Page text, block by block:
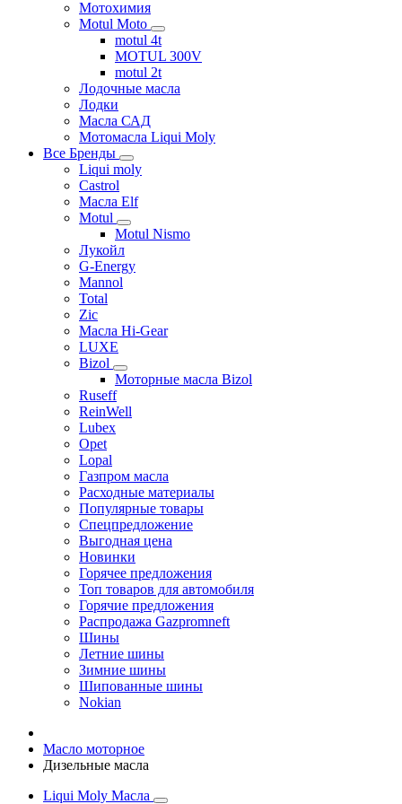
Мотохимия
Motul Moto
motul 4t
MOTUL 300V
motul 2t
Лодочные масла
Лодки
Масла САД
Мотомасла Liqui Moly
Все Бренды
Liqui moly
Castrol
Масла Elf
Motul
Motul Nismo
Лукойл
G-Energy
Mannol
Total
Zic
Масла Hi-Gear
LUXE
Bizol
Моторные масла Bizol
Ruseff
ReinWell
Lubex
Opet
Lopal
Газпром масла
Расходные материалы
Популярные товары
Спецпредложение
Выгодная цена
Новинки
Горячее предложения
Топ товаров для автомобиля
Горячие предложения
Распродажа Gazpromneft
Шины
Летние шины
Зимние шины
Шипованные шины
Nokian
Масло моторное
Дизельные масла
Liqui Moly Масла